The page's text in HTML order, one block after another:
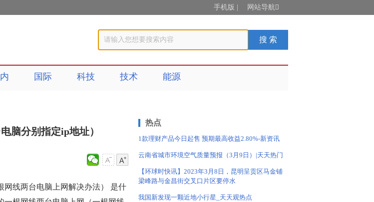
手机版 网站导航
国际 科技 技术 能源
脑分别指定ip地址）
网线两台电脑上网解决办法） 是什
热点
1款理财产品今日起售 预期最高收益2.80%-新资讯
云南省城市环境空气质量预报（3月9日）|天天热门
【环球时快讯】2023年3月8日，昆明呈贡区马金铺
梁峰路与金昌街交叉口片区要停水
我国新发现一颗近地小行星_天天观热点